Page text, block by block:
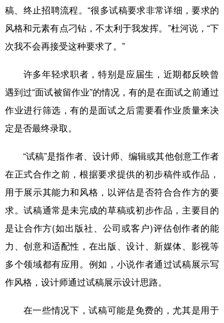
学术中国 乡村振兴 银龄 溯源中国
公益 一带一路 亚太网 上市公司
北京 天津 河北 山西
山东 河南 湖北 湖南
广东 广西 海南 重庆
四川 贵州 云南 西藏
陕西 甘肃 青海
新疆 内蒙古 黑龙江
稿、终止招聘流程。“很多试稿要求非常详细，要求的
风格和元素有点刁钻，不太利于我发挥。”杜河说，“下
次我不会再接受这种要求了。”
许多年轻求职者，特别是应届生，近期都反映曾
遇到过“面试被留作业”的情况，有的是在面试之前通过
作业进行筛选，有的是面试之后需要看作业质量来决
定是否最终录取。
“试稿”是指作者、设计师、编辑或其他创意工作者
在正式合作之前，根据要求提供的初步稿件或作品，
用于展示其能力和风格，以评估是否符合合作方的要
求。试稿通常是未完成的草稿或初步作品，主要目的
是让合作方(如出版社、公司或客户)评估创作者的能
力、创意和适配性，在出版、设计、新媒体、影视等
多个领域都有应用。例如，小说作者通过试稿展示写
作风格，设计师通过试稿展示设计思路。
在一些情况下，试稿可能是免费的，尤其是用于